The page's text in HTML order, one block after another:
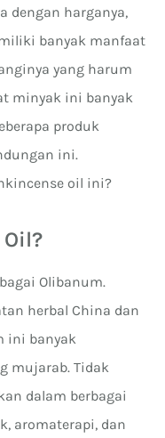
dengan harganya,
banyak manfaat
yang harum
minyak ini banyak
produk
ini.
oil ini?
Olibanum.
herbal China dan
ini banyak
mujarab. Tidak
dalam berbagai
aromaterapi, dan